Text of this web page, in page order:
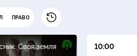
ПРАВО
Своя земля
16+
10:00